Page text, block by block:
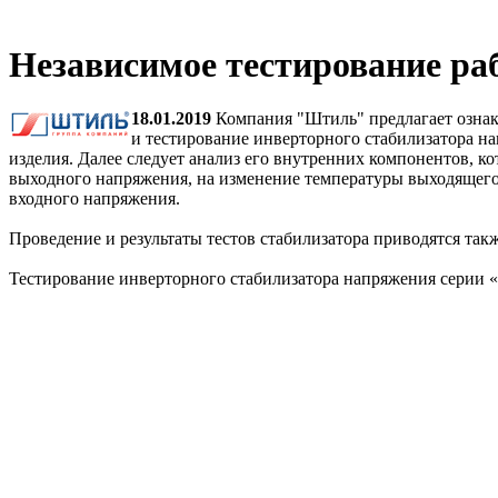
Независимое тестирование
18.01.2019 Компания "Штиль" предлагает
и тестирование инверторного стабилизатора
изделия. Далее следует анализ его внутренних компонентов,
выходного напряжения, на изменение температуры
входного напряжения.
Проведение и результаты тестов стабилизатора приводятся
Тестирование инверторного стабилизатора напряжения серии